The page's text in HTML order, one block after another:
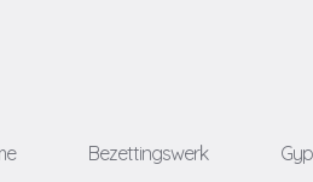
Bezettingswerk